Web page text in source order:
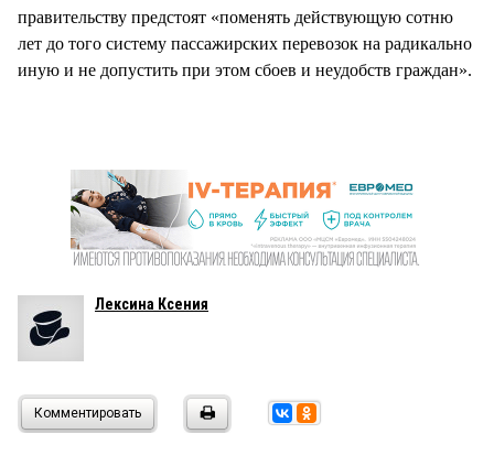
правительству предстоят «поменять действующую сотню
лет до того систему пассажирских перевозок на радикально
иную и не допустить при этом сбоев и неудобств граждан».
Лексина Ксения
Комментировать